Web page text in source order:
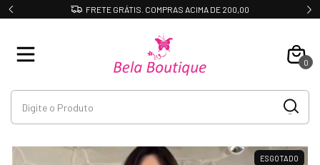
DESCONTO DE 10% NO PIX
0
ESGOTADO